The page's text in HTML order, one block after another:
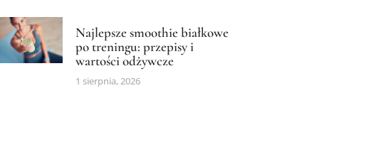
Najlepsze smoothie białkowe
po treningu: przepisy i
wartości odżywcze
1 sierpnia, 2026